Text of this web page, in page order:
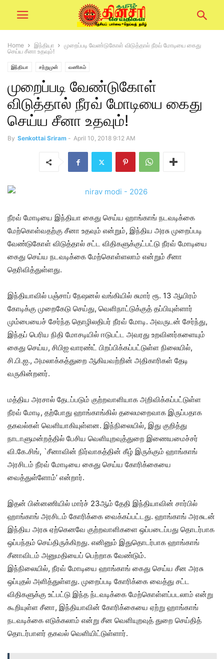
Home இந்தியா
முறைப்படி வேண்டுகோள் விடுத்தால் நீரவ் மோடியை கைது
செய்ய சீனா உதவும்!
இந்தியா சற்றுமுன் வணிகம்
முறைப்படி வேண்டுகோள்
விடுத்தால் நீரவ் மோடியை கைது
செய்ய சீனா உதவும்!
By Senkottai Sriram - April 10, 2018 9:12 AM
நீரவ் மோடியை இந்தியா கைது செய்ய ஹாங்காங் நடவடிக்கை
மேற்கொள்வதற்கு சீனா உதவும் என்றும், இந்திய அரசு முறைப்படி
வேண்டுகோள் விடுத்தால் சட்ட விதிகளுக்குட்பட்டு நீரவ் மோடியை
கைது செய்ய நடவடிக்கை மேற்கொள்ளலாம் என்றும் சீனா
தெரிவித்துள்ளது.
இந்தியாவில் பஞ்சாப் நேஷனல் வங்கியில் சுமார் ரூ. 13 ஆயிரம்
கோடிக்கு முறைகேடு செய்து, வெளிநாட்டுக்குத் தப்பியுள்ளார்
மும்பையைச் சேர்ந்த தொழிலதிபர் நீரவ் மோடி. அவருடன் சேர்ந்து,
இந்தப் பெரிய நிதி மோசடியில் ஈடுபட்ட அவரது உறவினர்களையும்
கைது செய்ய, சிபிஐ வாரண்ட் பிறப்பிக்கப்பட்டுள்ள நிலையில்,
சி.பி.ஐ., அமலாக்கத்துறை ஆகியவற்றின் அதிகாரிகள் தேடி
வருகின்றனர்.
மத்திய அரசால் தேடப்படும் குற்றவாளியாக அறிவிக்கப்பட்டுள்ள
நீரவ் மோடி, தற்போது ஹாங்காங்கில் தலைமறைவாக இருப்பதாக
தகவல்கள் வெளியாகியுள்ளன. இந்நிலையில், இது குறித்து
நாடாளுமன்றத்தில் பேசிய வெளியுறவுத்துறை இணையமைச்சர்
வி.கே.சிங், `சீனாவின் நிர்வாகத்தின் கீழ் இருக்கும் ஹாங்காங்
அரசிடம் நீரவ் மோடியை கைது செய்ய கோரிக்கையை
வைத்துள்ளோம்’ என்றார்.
இதன் பின்னணியில் மார்ச் 23ஆம் தேதி இந்தியாவின் சார்பில்
ஹாங்காங் அரசிடம் கோரிக்கை வைக்கப்பட்டது. ஹாங்காங் அரசுடன்
இந்திய அரசு ஏற்கெனவே குற்றவாளிகளை ஒப்படைப்பது தொடர்பாக
ஒப்பந்தம் செய்திருக்கிறது. எனினும் இதுதொடர்பாக ஹாங்காங்
சீனாவிடம் அனுமதியைப் பெற்றாக வேண்டும்.
இந்நிலையில், நீரவ் மோடியை ஹாங்காங் கைது செய்ய சீன அரசு
ஒப்புதல் அளித்துள்ளது. முறைப்படி கோரிக்கை வைத்து சட்ட
விதிகளுக்கு உட்பட்டு இந்த ந்டவடிக்கை மேற்கொள்ளப்படலாம் என்று
கூறியுள்ள சீனா, இந்தியாவின் கோரிக்கையை ஏற்று ஹாங்காங்
நடவடிக்கை எடுக்கலாம் என்று சீன வெளியுறவுத் துறை செய்தித்
தொடர்பாளர் தகவல் வெளியிட்டுள்ளார்.